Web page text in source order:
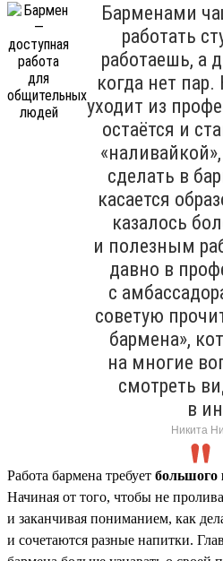
Барменами
работать
работаешь, а
когда нет
уходит из
остаётся и
сделать в
касается
казалось
и полезным
давно в
с
советую
бармена»,
на многие
смотреть
в
Никита
Работа бармена требует большого
Начиная от того, чтобы не
и заканчивая пониманием, как
и сочетаются разные напитки.